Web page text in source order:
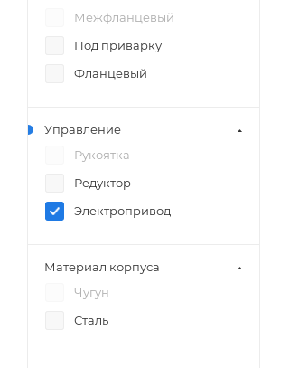
Межфланцевый
Под приварку
Фланцевый
Управление
Рукоятка
Редуктор
Электропривод
Материал корпуса
Чугун
Сталь